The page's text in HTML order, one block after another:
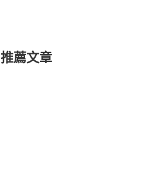
推薦文章